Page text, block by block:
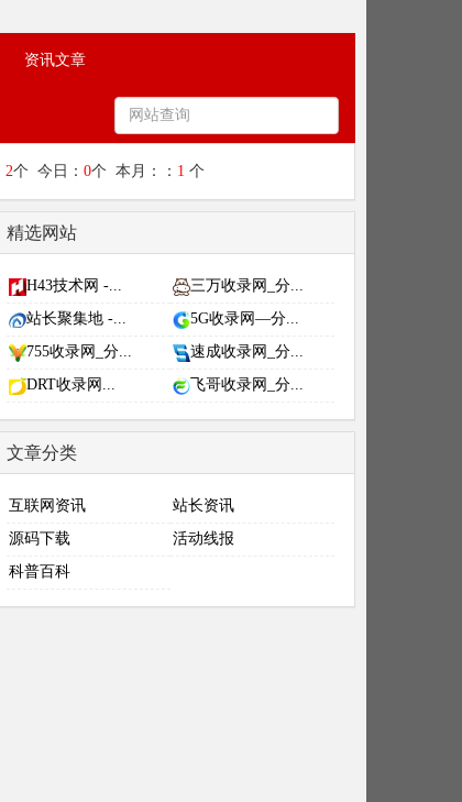
资讯文章
2个 今日： 0个 本月：： 1 个
精选网站
H43技术网 -...
三万收录网_分...
站长聚集地 -...
5G收录网—分...
755收录网_分...
速成收录网_分...
DRT收录网...
飞哥收录网_分...
文章分类
互联网资讯
站长资讯
源码下载
活动线报
科普百科